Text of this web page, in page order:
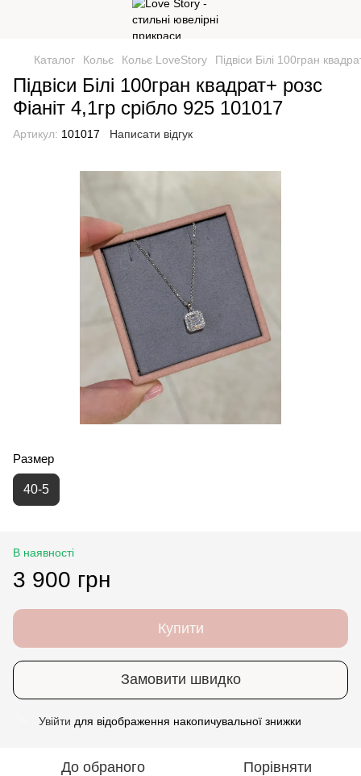
Каталог Кольє Кольє LoveStory Підвіси Білі 100гран
Підвіси Білі 100гран квадрат+ розс
Фіаніт 4,1гр срібло 925 101017
Артикул: 101017 Написати відгук
Размер
40-5
В наявності
3 900 грн
Купити
Замовити швидко
Увійти для відображення накопичувальної знижки
До обраного Порівняти